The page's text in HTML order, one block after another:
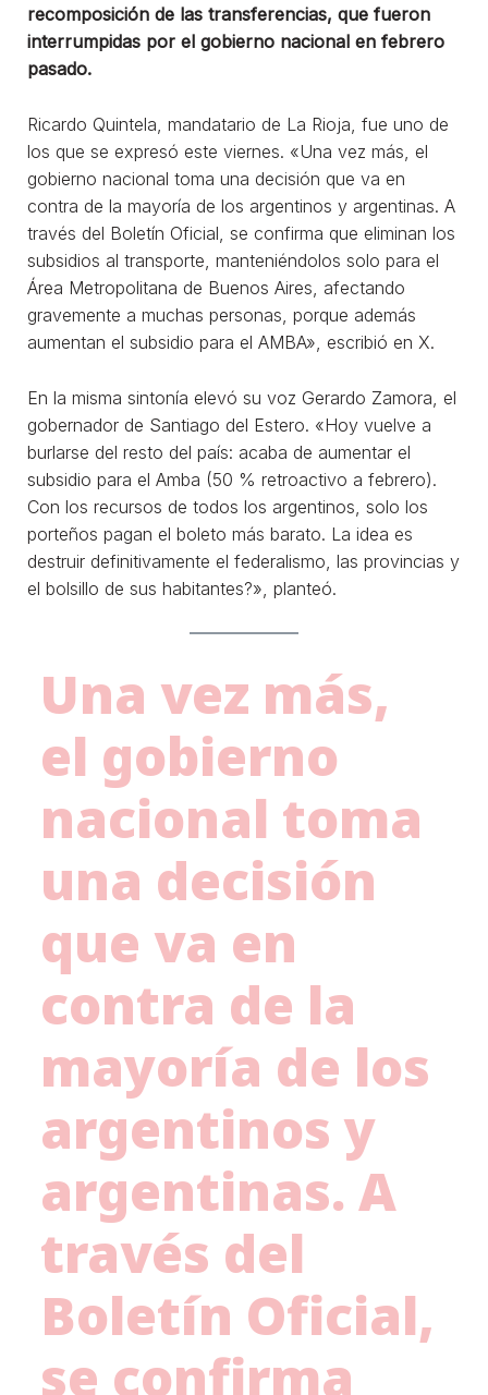
recomposición de las transferencias, que fueron
interrumpidas por el gobierno nacional en febrero
pasado.
Ricardo Quintela, mandatario de La Rioja, fue uno de
los que se expresó este viernes. «Una vez más, el
gobierno nacional toma una decisión que va en
contra de la mayoría de los argentinos y argentinas. A
través del Boletín Oficial, se confirma que eliminan los
subsidios al transporte, manteniéndolos solo para el
Área Metropolitana de Buenos Aires, afectando
gravemente a muchas personas, porque además
aumentan el subsidio para el AMBA», escribió en X.
En la misma sintonía elevó su voz Gerardo Zamora, el
gobernador de Santiago del Estero. «Hoy vuelve a
burlarse del resto del país: acaba de aumentar el
subsidio para el Amba (50 % retroactivo a febrero).
Con los recursos de todos los argentinos, solo los
porteños pagan el boleto más barato. La idea es
destruir definitivamente el federalismo, las provincias y
el bolsillo de sus habitantes?», planteó.
Una vez más,
el gobierno
nacional toma
una decisión
que va en
contra de la
mayoría de los
argentinos y
argentinas. A
través del
Boletín Oficial,
se confirma